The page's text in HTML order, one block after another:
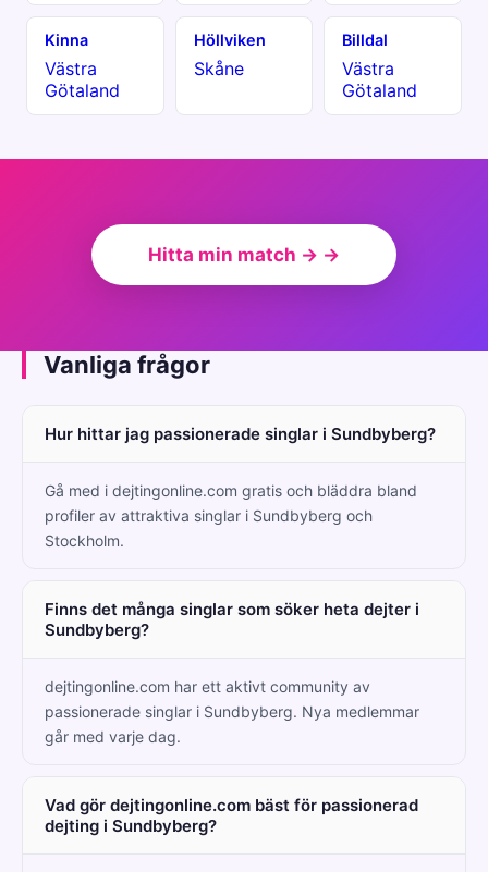
Kinna
Västra
Götaland
Höllviken
Skåne
Billdal
Västra
Götaland
Hitta min match → →
Vanliga frågor
Hur hittar jag passionerade singlar i Sundbyberg?
Gå med i dejtingonline.com gratis och bläddra bland
profiler av attraktiva singlar i Sundbyberg och
Stockholm.
Finns det många singlar som söker heta dejter i
Sundbyberg?
dejtingonline.com har ett aktivt community av
passionerade singlar i Sundbyberg. Nya medlemmar
går med varje dag.
Vad gör dejtingonline.com bäst för passionerad
dejting i Sundbyberg?